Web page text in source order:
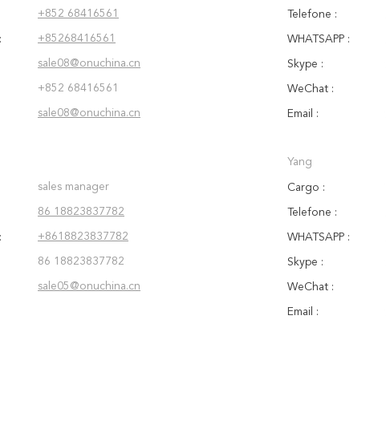
+852 68416561
+85268416561
sale08@onuchina.cn
+852 68416561
sale08@onuchina.cn
Telefone :
WHATSAPP :
Skype :
WeChat :
Email :
sales manager
86 18823837782
+8618823837782
86 18823837782
sale05@onuchina.cn
Yang
Cargo :
Telefone :
WHATSAPP :
Skype :
WeChat :
Email :